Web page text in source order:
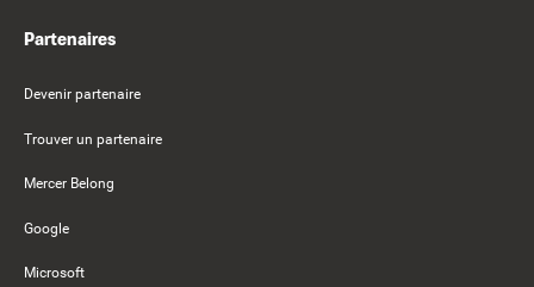
Partenaires
Devenir partenaire
Trouver un partenaire
Mercer Belong
Google
Microsoft